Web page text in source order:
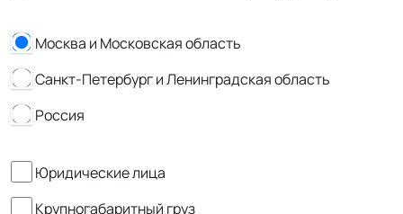
Москва и Московская область
Санкт-Петербург и Ленинградская область
Россия
Юридические лица
Крупногабаритный груз